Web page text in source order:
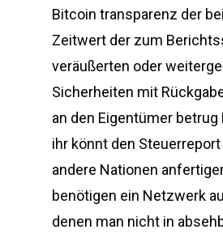
Bitcoin transparenz der
Zeitwert der zum
veräußerten oder
Sicherheiten mit
an den Eigentümer betrug
ihr könnt den
andere Nationen
benötigen ein Netzwerk
denen man nicht in